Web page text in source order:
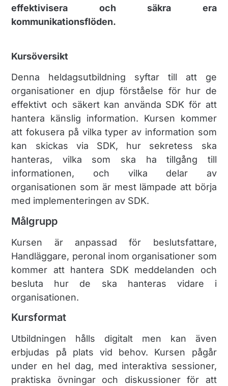
effektivisera och säkra era
kommunikationsflöden.
Kursöversikt
Denna heldagsutbildning syftar till att ge
organisationer en djup förståelse för hur de
effektivt och säkert kan använda SDK för att
hantera känslig information. Kursen kommer
att fokusera på vilka typer av information som
kan skickas via SDK, hur sekretess ska
hanteras, vilka som ska ha tillgång till
informationen, och vilka delar av
organisationen som är mest lämpade att börja
med implementeringen av SDK.
Målgrupp
Kursen är anpassad för beslutsfattare,
Handläggare, peronal inom organisationer som
kommer att hantera SDK meddelanden och
besluta hur de ska hanteras vidare i
organisationen.
Kursformat
Utbildningen hålls digitalt men kan även
erbjudas på plats vid behov. Kursen pågår
under en hel dag, med interaktiva sessioner,
praktiska övningar och diskussioner för att